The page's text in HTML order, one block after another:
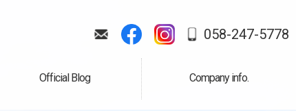
058-247-5778
Official Blog
公式ブログ Company info.
会社案内